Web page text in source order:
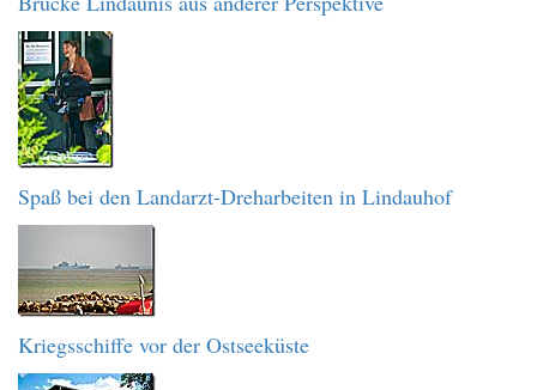
Spaß bei den Landarzt-Dreharbeiten in Lindauhof
Kriegsschiffe vor der Ostseeküste